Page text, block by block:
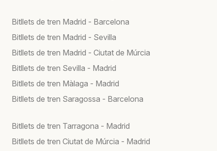
Bitllets de tren Madrid - Barcelona
Bitllets de tren Madrid - Sevilla
Bitllets de tren Madrid - Ciutat de Múrcia
Bitllets de tren Sevilla - Madrid
Bitllets de tren Màlaga - Madrid
Bitllets de tren Saragossa - Barcelona
Bitllets de tren Tarragona - Madrid
Bitllets de tren Ciutat de Múrcia - Madrid